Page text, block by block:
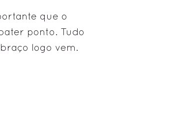
que o
ponto. Tudo
logo vem.